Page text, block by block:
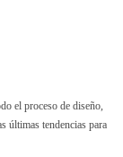
el proceso de diseño,
últimas tendencias para